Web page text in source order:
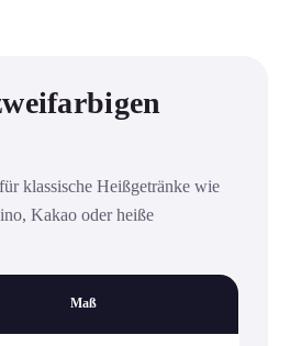
klassische Heißgetränke wie
Kakao oder heiße
Maß